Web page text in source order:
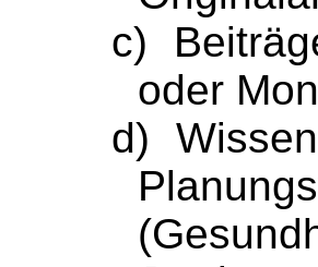
c)
oder
d)